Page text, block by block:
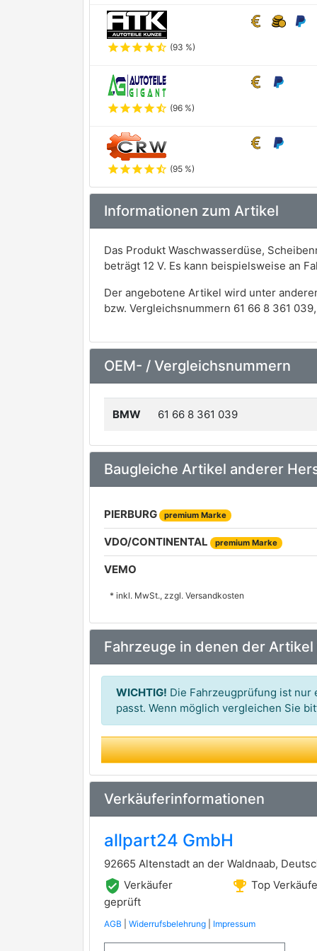
starstarstarstarstar_half (93 %)
starstarstarstarstar_half (96 %)
starstarstarstarstar_half (95 %)
Informationen zum Artikel
Das Produkt Waschwasserdüse,
beträgt 12 V. Es kann beispielsweise an
Der angebotene Artikel wird unter
bzw. Vergleichsnummern 61 66 8 361
OEM- / Vergleichsnummern
BMW 61 66 8 361 039
Baugleiche Artikel anderer
PIERBURG premium Marke
VDO/CONTINENTAL premium Marke
VEMO
* inkl. MwSt., zzgl. Versandkosten
Fahrzeuge in denen der
WICHTIG! Die Fahrzeugprüfung ist nur
passt. Wenn möglich vergleichen Sie
Verkäuferinformationen
allpart24 GmbH
92665 Altenstadt an der Waldnaab,
verified_user Verkäufer
geprüft
emoji_events Top
AGB Widerrufsbelehrung Impressum